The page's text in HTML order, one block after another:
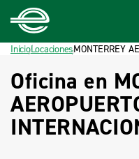
Inicio
Pie de página
InicioLocacionesMONTERREY
Oficina en